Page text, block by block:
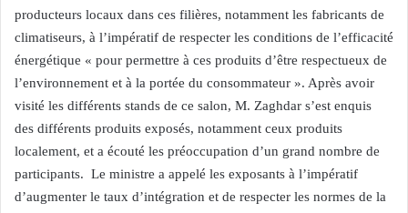
producteurs locaux dans ces filières, notamment les fabricants de
climatiseurs, à l’impératif de respecter les conditions de l’efficacité
énergétique « pour permettre à ces produits d’être respectueux de
l’environnement et à la portée du consommateur ». Après avoir
visité les différents stands de ce salon, M. Zaghdar s’est enquis
des différents produits exposés, notamment ceux produits
localement, et a écouté les préoccupation d’un grand nombre de
participants. Le ministre a appelé les exposants à l’impératif
d’augmenter le taux d’intégration et de respecter les normes de la